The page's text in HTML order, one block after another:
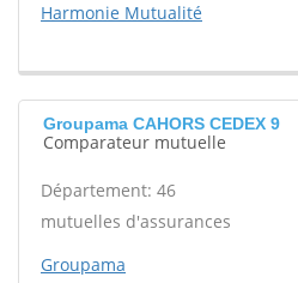
Harmonie Mutualité
Groupama CAHORS CEDEX 9
Comparateur mutuelle
Département: 46
mutuelles d'assurances
Groupama